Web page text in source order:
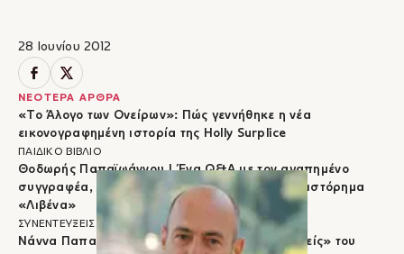
28 Ιουνίου 2012
ΝΕΟΤΕΡΑ ΑΡΘΡΑ
«Το Άλογο των Ονείρων»: Πώς γεννήθηκε η νέα
εικονογραφημένη ιστορία της Holly Surplice
ΠΑΙΔΙΚΟ ΒΙΒΛΙΟ
Θοδωρής Παπαϊωάννου | Ένα Q&A με τον αγαπημένο
συγγραφέα, με αφορμή το νέο του παιδικό μυθιστόρημα
«Λιβένα»
ΣΥΝΕΝΤΕΥΞΕΙΣ
Νάννα Παπανικολάου | Μεταφράζοντας το «Εμείς» του